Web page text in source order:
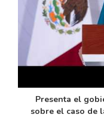
Presenta el
sobre el caso de